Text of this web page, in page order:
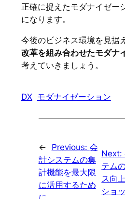
正確に捉えたモダナイゼー
になります。
今後のビジネス環境を見据え
改革を組み合わせたモダナ
考えていきましょう。
DX モダナイゼーション
← Previous: 会
計システムの集
計機能を最大限
に活用するため
Next:
テム
ス向
ショ